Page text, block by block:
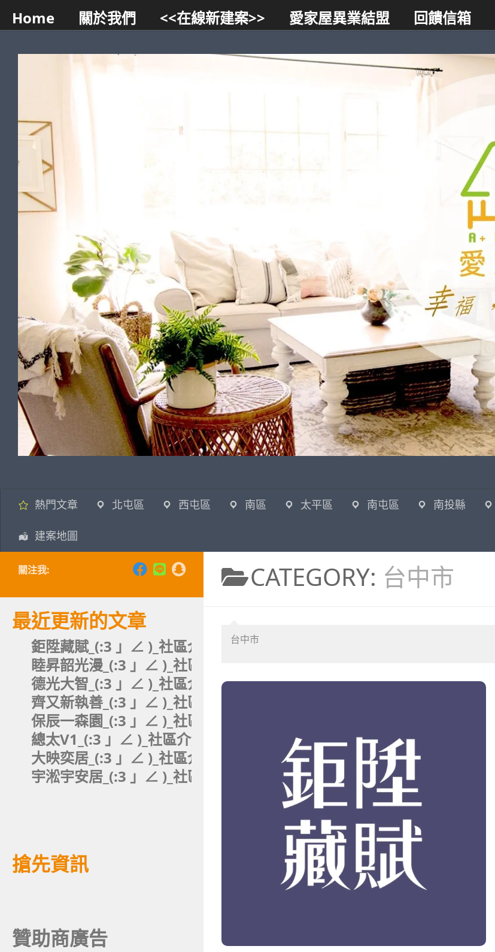
Skip to content
Home 關於我們 <<在線新建案>> 愛家屋異業結盟 回饋信箱
智能小幫手
熱門文章 北屯區 西屯區 南區 太平區 南屯區 南投縣
建案地圖
CATEGORY: 台中市
台中市
關注我:
最近更新的文章
鉅陞藏賦_(:3 」∠ )_社區介紹分析。
睦昇韶光漫_(:3 」∠ )_社區介紹分析。
德光大智_(:3 」∠ )_社區介紹分析。
齊又新執善_(:3 」∠ )_社區介紹分析。
保辰一森園_(:3 」∠ )_社區介紹分析。
總太V1_(:3 」∠ )_社區介紹分析。
大映奕居_(:3 」∠ )_社區介紹分析。
宇淞宇安居_(:3 」∠ )_社區介紹分析。
搶先資訊
贊助商廣告